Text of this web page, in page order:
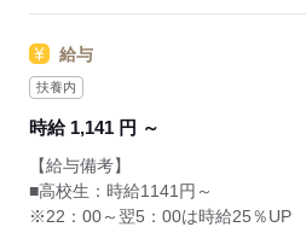
先輩からのメッセージ
誰がクルーとして働いても「仕
そんな環境を目指しています
単純に「マクドナルドのメニュ
で！笑」
調理にはすべてマニュアルあり◎
料理をしたことがない人でも
サクサク覚えられます。
□働くのはかなりひさびさ or 初めて
□よく知ってるお店だと安心
主婦（夫）さんが多数活躍中。
「お客さまと接するうちに笑顔が増
「カラダを動かしてリフレッシュで
給与
扶養内
時給 1,141 円 ～
【給与備考】
■高校生：時給1141円～
※22：00～翌5：00は時給25％UP